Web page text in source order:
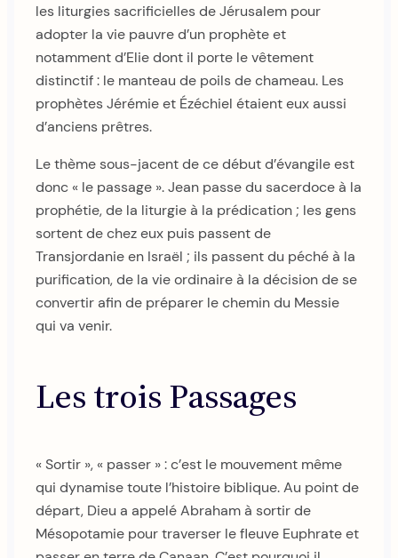
les liturgies sacrificielles de Jérusalem pour
adopter la vie pauvre d’un prophète et
notamment d’Elie dont il porte le vêtement
distinctif : le manteau de poils de chameau. Les
prophètes Jérémie et Ézéchiel étaient eux aussi
d’anciens prêtres.
Le thème sous-jacent de ce début d’évangile est
donc « le passage ». Jean passe du sacerdoce à la
prophétie, de la liturgie à la prédication ; les gens
sortent de chez eux puis passent de
Transjordanie en Israël ; ils passent du péché à la
purification, de la vie ordinaire à la décision de se
convertir afin de préparer le chemin du Messie
qui va venir.
Les trois Passages
« Sortir », « passer » : c’est le mouvement même
qui dynamise toute l’histoire biblique. Au point de
départ, Dieu a appelé Abraham à sortir de
Mésopotamie pour traverser le fleuve Euphrate et